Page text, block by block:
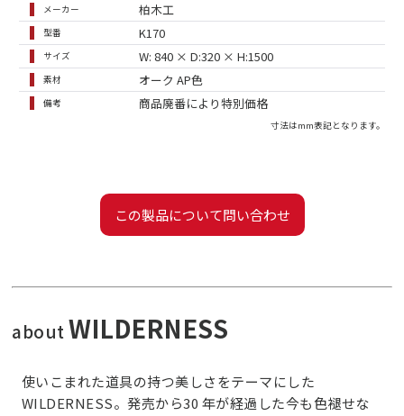
メーカー 柏木工
型番 K170
サイズ W: 840 × D:320 × H:1500
素材 オーク AP色
備考 商品廃番により特別価格
寸法はmm表記となります。
この製品について問い合わせ
aboutWILDERNESS
使いこまれた道具の持つ美しさをテーマにした
WILDERNESS。発売から30 年が経過した今も色褪せな